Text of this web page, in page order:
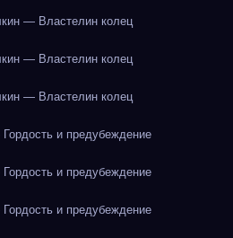
— Властелин колец
— Властелин колец
— Властелин колец
и предубеждение
и предубеждение
и предубеждение